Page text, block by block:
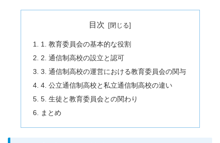
目次
1. 教育委員会の基本的な役割
2. 通信制高校の設立と認可
3. 通信制高校の運営における教育委員会の関与
4. 公立通信制高校と私立通信制高校の違い
5. 生徒と教育委員会との関わり
まとめ